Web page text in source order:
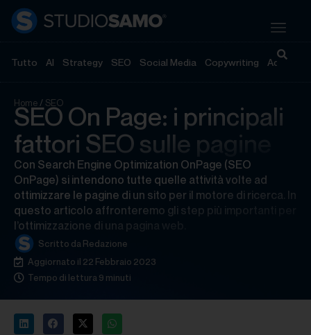
Tutto AI Strategy SEO Social Media Copywriting
Home/ SEO
SEO On Page: i principali
fattori SEO sulle pagine
Con Search Engine Optimization OnPage (SEO
OnPage) si intendono tutte quelle attività volte ad
ottimizzare le pagine di un sito per il motore di ricerca. In
questo articolo affronteremo gli step più importanti per
l’ottimizzazione di una pagina web.
Scritto da Redazione
Aggiornato il 22 Febbraio 2023
Tempo di lettura 9 minuti